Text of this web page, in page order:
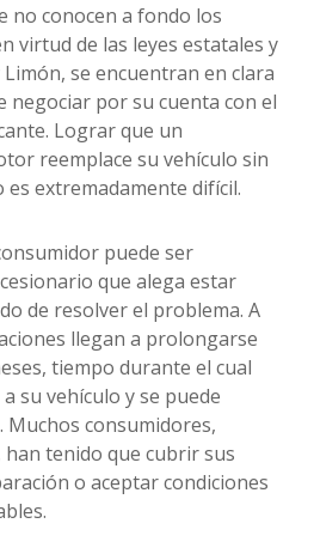
no conocen a fondo los
virtud de las leyes estatales y
se encuentran en clara
negociar por su cuenta con el
Lograr que un
reemplace su vehículo sin
extremadamente difícil.
puede ser
que alega estar
de resolver el problema. A
llegan a prolongarse
tiempo durante el cual
su vehículo y se puede
Muchos consumidores,
tenido que cubrir sus
o aceptar condiciones